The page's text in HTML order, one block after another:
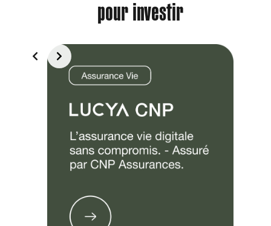
pour investir